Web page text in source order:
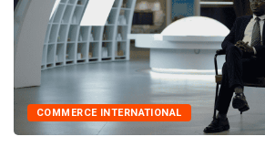
COMMERCE INTERNATIONAL